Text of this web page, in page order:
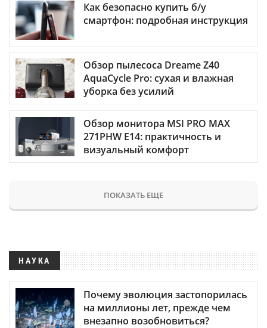
Как безопасно купить б/у
смартфон: подробная инструкция
Обзор пылесоса Dreame Z40
AquaCycle Pro: сухая и влажная
уборка без усилий
Обзор монитора MSI PRO MAX
271PHW E14: практичность и
визуальный комфорт
ПОКАЗАТЬ ЕЩЕ
НАУКА
Почему эволюция застопорилась
на миллионы лет, прежде чем
внезапно возобновиться?